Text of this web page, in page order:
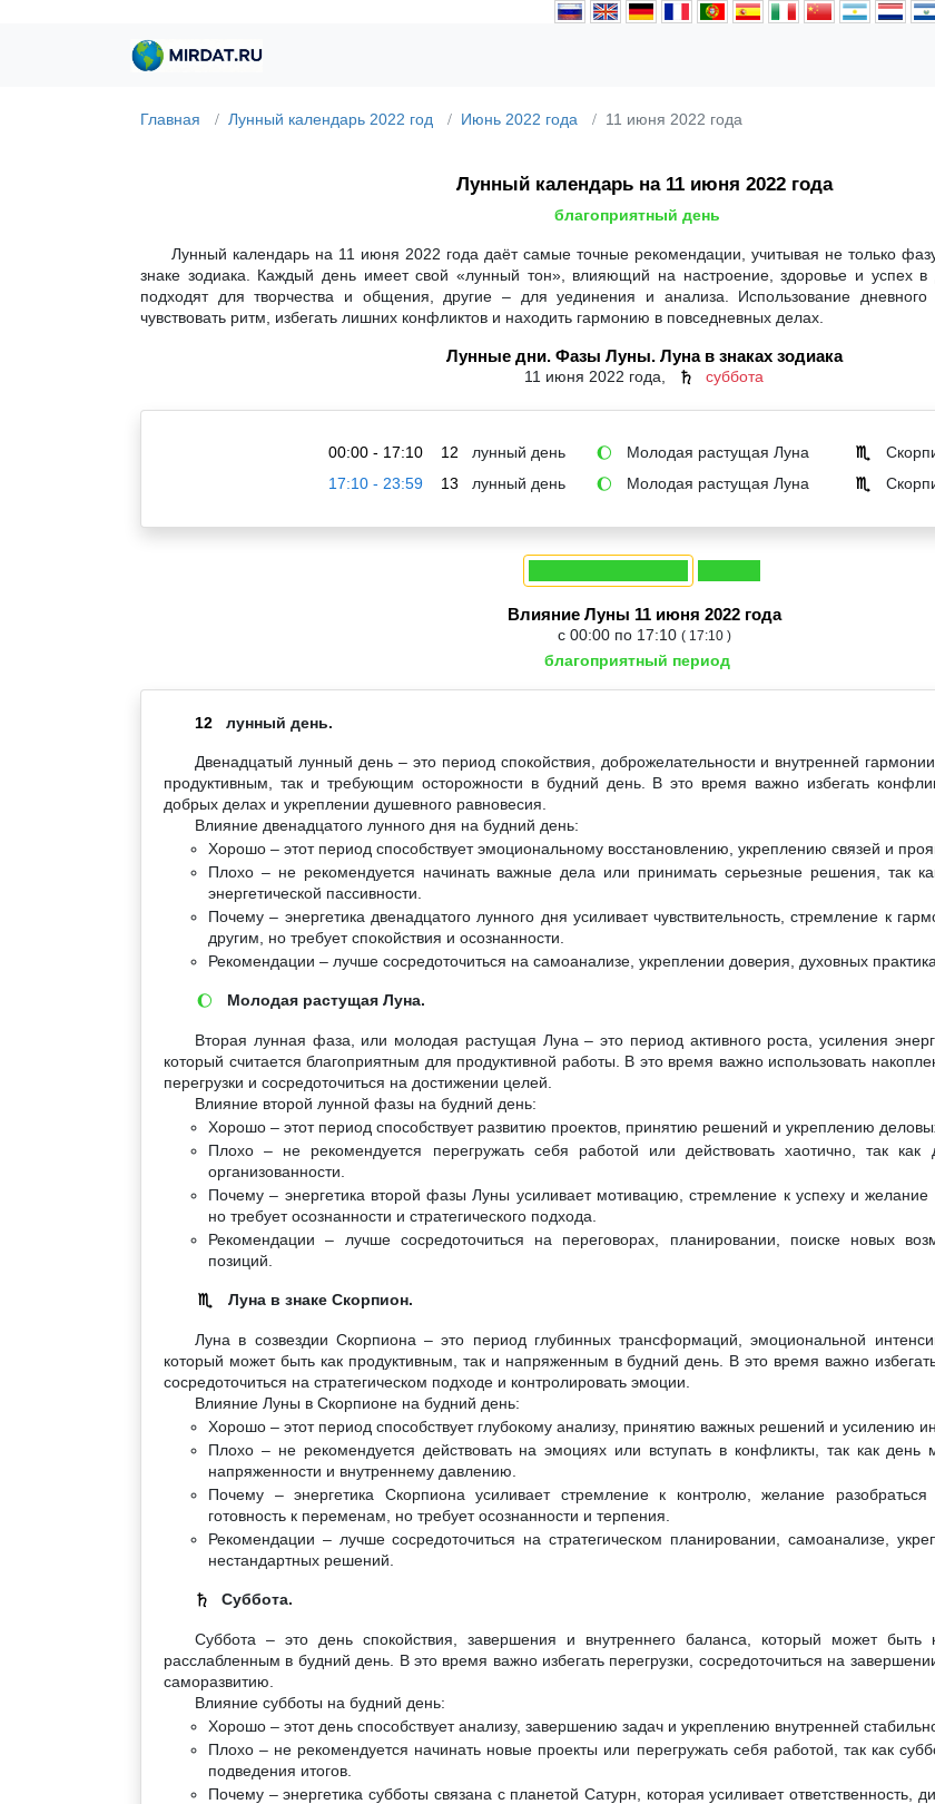
Главная Лунный календарь 2022 год Июнь 2022 года 11 июня 2022 года
Лунный календарь на 11 июня 2022 года
благоприятный день
Лунный календарь на 11 июня 2022 года даёт самые точные рекомендации, учитывая не только
знаке зодиака. Каждый день имеет свой «лунный тон», влияющий на настроение, здоровье и успех
подходят для творчества и общения, другие – для уединения и анализа. Использование
чувствовать ритм, избегать лишних конфликтов и находить гармонию в повседневных делах.
Лунные дни. Фазы Луны. Луна в знаках зодиака
11 июня 2022 года, ♄ суббота
00:00 - 17:10 12 лунный день 🌔 Молодая растущая Луна ♏
17:10 - 23:59
13 лунный день 🌔 Молодая растущая Луна ♏
Влияние Луны 11 июня 2022 года
с 00:00 по 17:10 ( 17:10 )
благоприятный период
12 лунный день.
Двенадцатый лунный день – это период спокойствия, доброжелательности и внутренней
продуктивным, так и требующим осторожности в будний день. В это время важно избегать
добрых делах и укреплении душевного равновесия.
Влияние двенадцатого лунного дня на будний день:
Хорошо – этот период способствует эмоциональному восстановлению, укреплению связей и
Плохо – не рекомендуется начинать важные дела или принимать серьезные решения, так
энергетической пассивности.
Почему – энергетика двенадцатого лунного дня усиливает чувствительность, стремление к
другим, но требует спокойствия и осознанности.
Рекомендации – лучше сосредоточиться на самоанализе, укреплении доверия, духовных
🌔 Молодая растущая Луна.
Вторая лунная фаза, или молодая растущая Луна – это период активного роста, усиления
который считается благоприятным для продуктивной работы. В это время важно использовать
перегрузки и сосредоточиться на достижении целей.
Влияние второй лунной фазы на будний день:
Хорошо – этот период способствует развитию проектов, принятию решений и укреплению
Плохо – не рекомендуется перегружать себя работой или действовать хаотично, так как
организованности.
Почему – энергетика второй фазы Луны усиливает мотивацию, стремление к успеху и желание
но требует осознанности и стратегического подхода.
Рекомендации – лучше сосредоточиться на переговорах, планировании, поиске новых
позиций.
♏ Луна в знаке Скорпион.
Луна в созвездии Скорпиона – это период глубинных трансформаций, эмоциональной
который может быть как продуктивным, так и напряженным в будний день. В это время важно
сосредоточиться на стратегическом подходе и контролировать эмоции.
Влияние Луны в Скорпионе на будний день:
Хорошо – этот период способствует глубокому анализу, принятию важных решений и усилению
Плохо – не рекомендуется действовать на эмоциях или вступать в конфликты, так как день
напряженности и внутреннему давлению.
Почему – энергетика Скорпиона усиливает стремление к контролю, желание
готовность к переменам, но требует осознанности и терпения.
Рекомендации – лучше сосредоточиться на стратегическом планировании, самоанализе,
нестандартных решений.
♄ Суббота.
Суббота – это день спокойствия, завершения и внутреннего баланса, который может быть
расслабленным в будний день. В это время важно избегать перегрузки, сосредоточиться на
саморазвитию.
Влияние субботы на будний день:
Хорошо – этот день способствует анализу, завершению задач и укреплению внутренней
Плохо – не рекомендуется начинать новые проекты или перегружать себя работой, так как
подведения итогов.
Почему – энергетика субботы связана с планетой Сатурн, которая усиливает ответственность,